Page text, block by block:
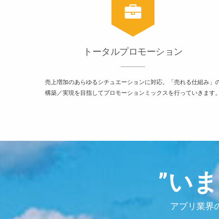
トータルプロモーション
売上増加のあらゆるシチュエーションに対応。「売れる仕組み」
構築／実現を目指してプロモーションミックスを行っていきます
”い
アプリ業界